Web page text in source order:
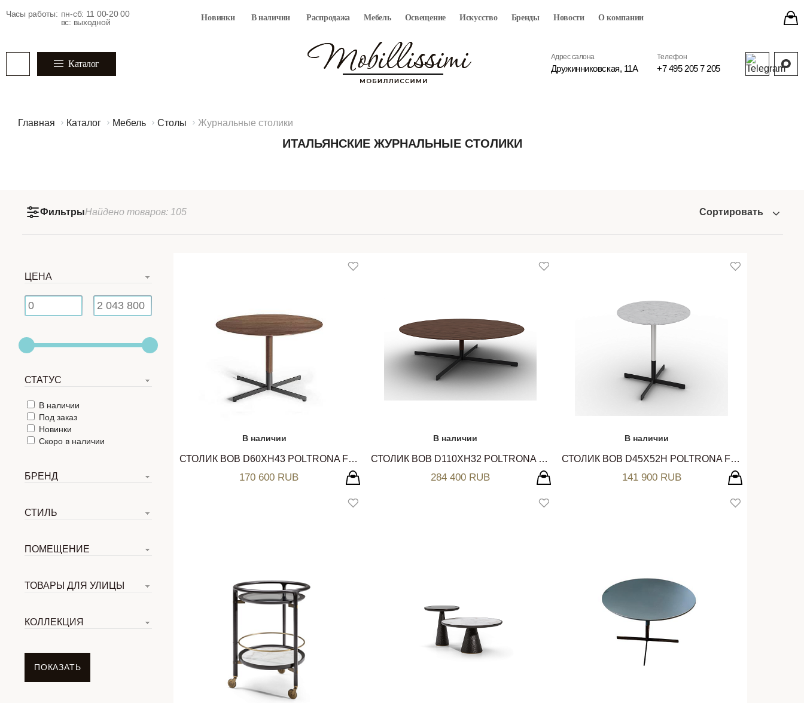
Часы работы: пн-сб: 11 00-20 00
вс: выходной
Новинки В наличии Распродажа Мебель Освещение Искусство Бренды Новости О компании
Каталог
Адрес салона
Дружинниковская, 11А
Телефон
+7 495 205 7 205
Главная Каталог Мебель Столы Журнальные столики
ИТАЛЬЯНСКИЕ ЖУРНАЛЬНЫЕ СТОЛИКИ
ЦЕНА
СТАТУС
В наличии
Под заказ
Новинки
Скоро в наличии
БРЕНД
СТИЛЬ
ПОМЕЩЕНИЕ
ТОВАРЫ ДЛЯ УЛИЦЫ
КОЛЛЕКЦИЯ
Сортировать
ФильтрыНайденотоваров: 105
В наличии
СТОЛИК BOB D60ХH43 POLTRONA FRAU
170 600 RUB
В наличии
СТОЛИК BOB D110ХH32 POLTRONA FRAU
284 400 RUB
В наличии
СТОЛИК BOB D45Х52H POLTRONA FRAU
141 900 RUB